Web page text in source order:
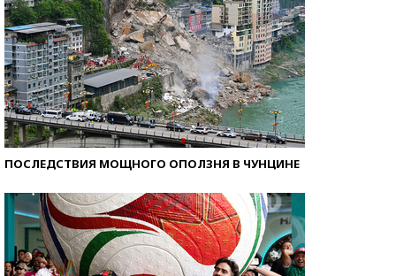
ПОСЛЕДСТВИЯ МОЩНОГО ОПОЛЗНЯ В ЧУНЦИНЕ